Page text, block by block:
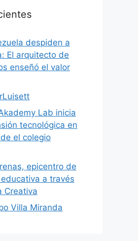
despiden a
El arquitecto de
enseñó el valor
Lab inicia
tecnológica en
el colegio
epicentro de
a través
Creativa
Villa Miranda